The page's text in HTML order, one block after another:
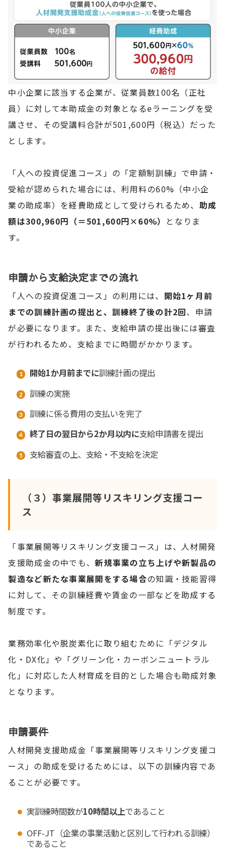
中小企業に該当する企業が、従業員数100名（正社
員）に対して本助成金の対象となるeラーニングを受
講させ、その受講料合計が501,600円（税込）だった
とします。
「人への投資促進コース」の「定額制訓練」で申請・
受給が認められた場合には、利用料の60%（中小企
業の助成率）を経費助成として受けられるため、 助成
額は300,960円（＝501,600円×60%）
となりま
す。
申請から支給決定までの流れ
「人への投資促進コース」の利用には、 開始1ヶ月前
までの訓練計画の提出と、訓練終了後の計2回、申請
が必要になります。また、支給申請の提出後には審査
が行われるため、支給までに時間がかかります。
開始1か月前までに訓練計画の提出
訓練の実施
訓練に係る費用の支払いを完了
終了日の翌日から2か月以内に支給申請書を提出
支給審査の上、支給・不支給を決定
（３）事業展開等リスキリング支援コー
ス
「事業展開等リスキリング支援コース」は、人材開発
支援助成金の中でも、新規事業の立ち上げや新製品の
製造など新たな事業展開をする場合の知識・技能習得
に対して、その訓練経費や賃金の一部などを助成する
制度です。
業務効率化や脱炭素化に取り組むために「デジタル
化・DX化」や「グリーン化・カーボンニュートラル
化」に対応した人材育成を目的とした場合も助成対象
となります。
申請要件
人材開発支援助成金「事業展開等リスキリング支援コ
ース」の助成を受けるためには、以下の訓練内容であ
ることが必要です。
実訓練時間数が10時間以上であること
OFF-JT（企業の事業活動と区別して行われる訓練）
であること